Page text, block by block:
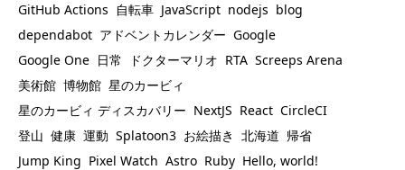
GitHub Actions 自転車 JavaScript nodejs blog
dependabot アドベントカレンダー Google
Google One 日常 ドクターマリオ RTA Screeps Arena
美術館 博物館 星のカービィ
星のカービィ ディスカバリー NextJS React CircleCI
登山 健康 運動 Splatoon3 お絵描き 北海道 帰省
Jump King Pixel Watch Astro Ruby Hello, world!